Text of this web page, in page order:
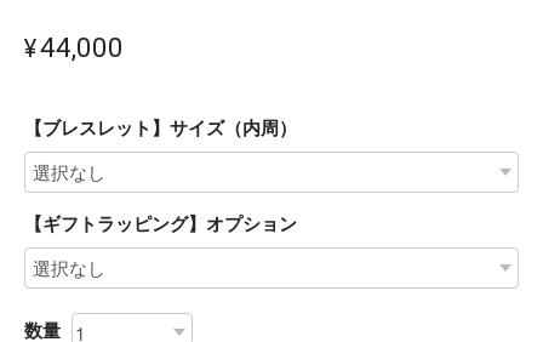
¥44,000
【ブレスレット】サイズ（内周）
【ギフトラッピング】オプション
数量